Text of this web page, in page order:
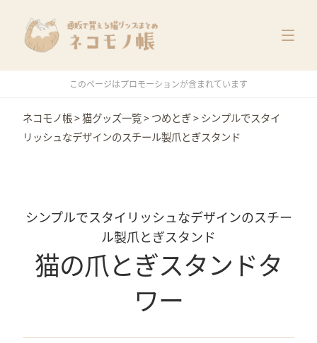
猫グッズ一覧
メーカー別
価格別
このページはプロモーションが含まれています
ネコモノ帳>猫グッズ一覧>つめとぎ>シンプルでスタイ
リッシュなデザインのスチール製爪とぎスタンド
シンプルでスタイリッシュなデザインのスチー
ル製爪とぎスタンド
猫の爪とぎスタンドタ
ワー